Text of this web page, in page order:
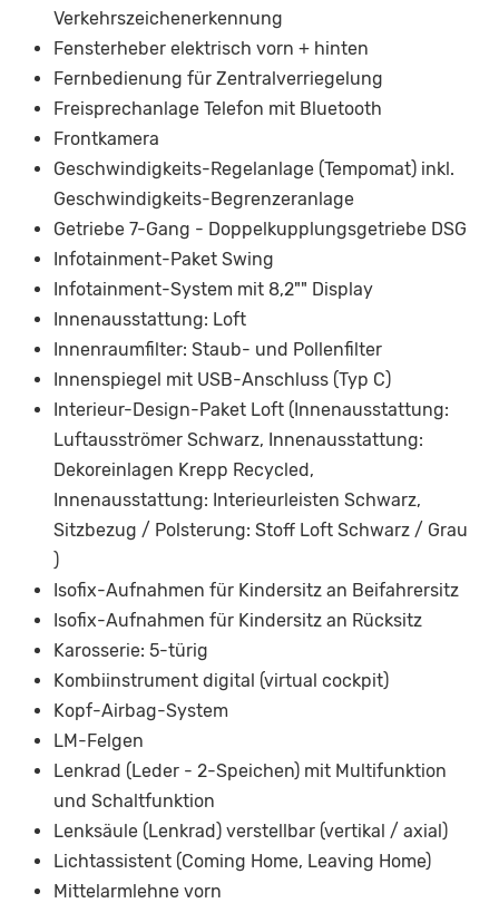
Verkehrszeichenerkennung
Fensterheber elektrisch vorn + hinten
Fernbedienung für Zentralverriegelung
Freisprechanlage Telefon mit Bluetooth
Frontkamera
Geschwindigkeits-Regelanlage (Tempomat) inkl.
Geschwindigkeits-Begrenzeranlage
Getriebe 7-Gang - Doppelkupplungsgetriebe DSG
Infotainment-Paket Swing
Infotainment-System mit 8,2"" Display
Innenausstattung: Loft
Innenraumfilter: Staub- und Pollenfilter
Innenspiegel mit USB-Anschluss (Typ C)
Interieur-Design-Paket Loft (Innenausstattung:
Luftausströmer Schwarz, Innenausstattung:
Dekoreinlagen Krepp Recycled,
Innenausstattung: Interieurleisten Schwarz,
Sitzbezug / Polsterung: Stoff Loft Schwarz / Grau
)
Isofix-Aufnahmen für Kindersitz an Beifahrersitz
Isofix-Aufnahmen für Kindersitz an Rücksitz
Karosserie: 5-türig
Kombiinstrument digital (virtual cockpit)
Kopf-Airbag-System
LM-Felgen
Lenkrad (Leder - 2-Speichen) mit Multifunktion
und Schaltfunktion
Lenksäule (Lenkrad) verstellbar (vertikal / axial)
Lichtassistent (Coming Home, Leaving Home)
Mittelarmlehne vorn